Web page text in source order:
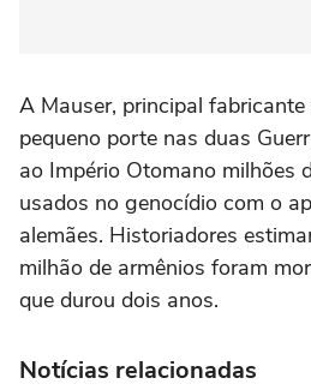
A Mauser, principal
pequeno porte nas duas
ao Império Otomano milhões
usados no genocídio com o
alemães. Historiadores
milhão de armênios foram
que durou dois anos.
Notícias relacionadas